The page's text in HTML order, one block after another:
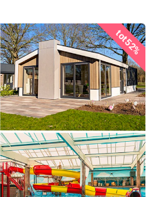
tot
52%